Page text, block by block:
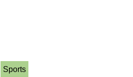
Sports